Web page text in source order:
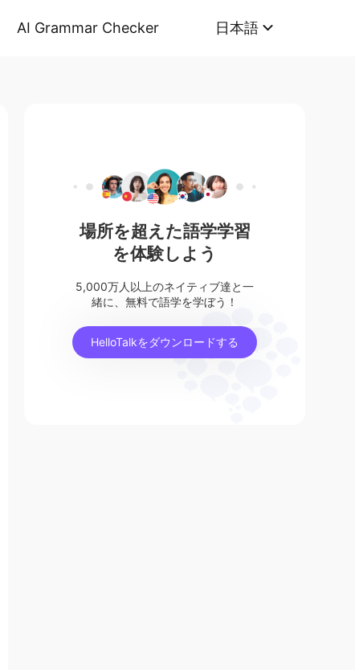
AI Grammar Checker 日本語
場所を超えた語学学習
を体験しよう
5,000万人以上のネイティブ達と一
緒に、無料で語学を学ぼう！
HelloTalkをダウンロードする